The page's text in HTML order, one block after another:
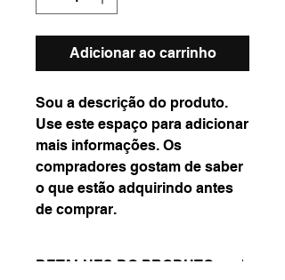
Adicionar ao carrinho
Sou a descrição do produto.
Use este espaço para adicionar
mais informações. Os
compradores gostam de saber
o que estão adquirindo antes
de comprar.
DETALHES DO PRODUTO